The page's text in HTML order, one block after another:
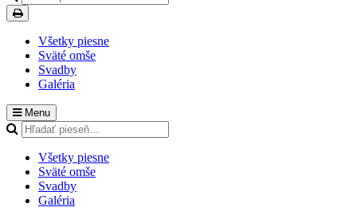
Všetky piesne
Sväté omše
Svadby
Galéria
Menu
Všetky piesne
Sväté omše
Svadby
Galéria